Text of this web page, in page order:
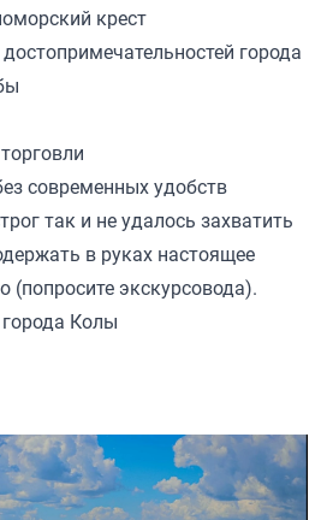
крест
города
современных удобств
так и не удалось захватить
в руках настоящее
(попросите экскурсовода).
Колы